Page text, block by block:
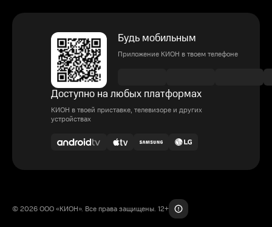
Будь мобильным
Приложение КИОН в твоем телефоне
Доступно на любых платформах
КИОН в твоей приставке, телевизоре и других
устройствах
© 2026 ООО «КИОН». Все права защищены. 12+